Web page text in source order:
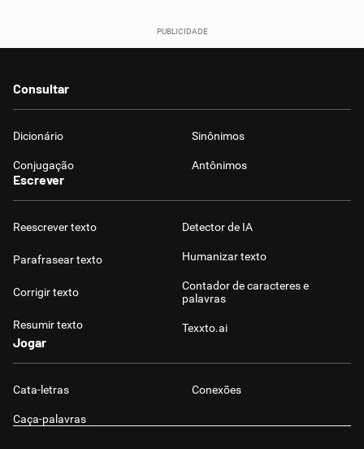
Consultar
Dicionário Sinônimos
Conjugação Antônimos
Escrever
Reescrever texto
Parafrasear texto
Corrigir texto
Resumir texto
Detector de IA
Humanizar texto
Contador de caracteres e
palavras
Texxto.ai
Jogar
Cata-letras Conexões
Caça-palavras